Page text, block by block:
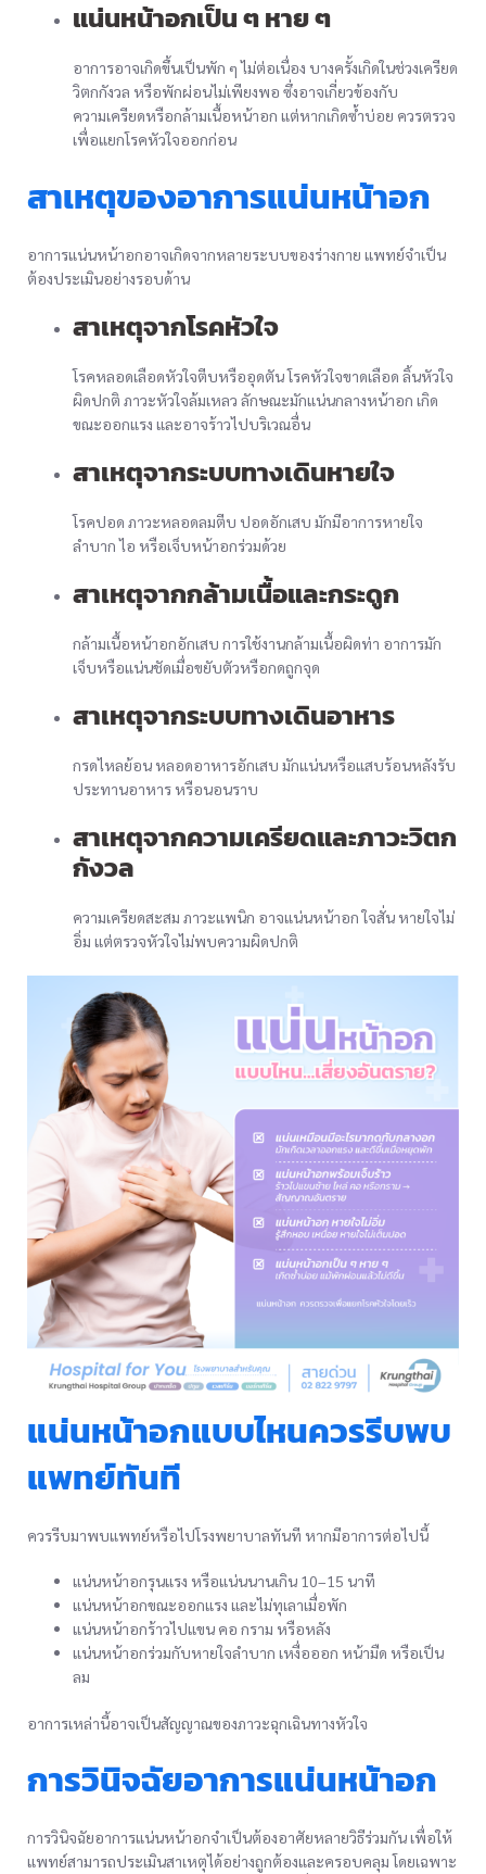
แน่นหน้าอกเป็น ๆ หาย ๆ
อาการอาจเกิดขึ้นเป็นพัก ๆ ไม่ต่อเนื่อง บางครั้งเกิดในช่วงเครียด
วิตกกังวล หรือพักผ่อนไม่เพียงพอ ซึ่งอาจเกี่ยวข้องกับ
ความเครียดหรือกล้ามเนื้อหน้าอก แต่หากเกิดซ้ำบ่อย ควรตรวจ
เพื่อแยกโรคหัวใจออกก่อน
สาเหตุของอาการแน่นหน้าอก
อาการแน่นหน้าอกอาจเกิดจากหลายระบบของร่างกาย แพทย์จำเป็น
ต้องประเมินอย่างรอบด้าน
สาเหตุจากโรคหัวใจ
โรคหลอดเลือดหัวใจตีบหรืออุดตัน โรคหัวใจขาดเลือด ลิ้นหัวใจ
ผิดปกติ ภาวะหัวใจล้มเหลว ลักษณะมักแน่นกลางหน้าอก เกิด
ขณะออกแรง และอาจร้าวไปบริเวณอื่น
สาเหตุจากระบบทางเดินหายใจ
โรคปอด ภาวะหลอดลมตีบ ปอดอักเสบ มักมีอาการหายใจ
ลำบาก ไอ หรือเจ็บหน้าอกร่วมด้วย
สาเหตุจากกล้ามเนื้อและกระดูก
กล้ามเนื้อหน้าอกอักเสบ การใช้งานกล้ามเนื้อผิดท่า อาการมัก
เจ็บหรือแน่นชัดเมื่อขยับตัวหรือกดถูกจุด
สาเหตุจากระบบทางเดินอาหาร
กรดไหลย้อน หลอดอาหารอักเสบ มักแน่นหรือแสบร้อนหลังรับ
ประทานอาหาร หรือนอนราบ
สาเหตุจากความเครียดและภาวะวิตก
กังวล
ความเครียดสะสม ภาวะแพนิก อาจแน่นหน้าอก ใจสั่น หายใจไม่
อิ่ม แต่ตรวจหัวใจไม่พบความผิดปกติ
แน่นหน้าอกแบบไหนควรรีบพบ
แพทย์ทันที
ควรรีบมาพบแพทย์หรือไปโรงพยาบาลทันที หากมีอาการต่อไปนี้
แน่นหน้าอกรุนแรง หรือแน่นนานเกิน 10–15 นาที
แน่นหน้าอกขณะออกแรง และไม่ทุเลาเมื่อพัก
แน่นหน้าอกร้าวไปแขน คอ กราม หรือหลัง
แน่นหน้าอกร่วมกับหายใจลำบาก เหงื่อออก หน้ามืด หรือเป็น
ลม
อาการเหล่านี้อาจเป็นสัญญาณของภาวะฉุกเฉินทางหัวใจ
การวินิจฉัยอาการแน่นหน้าอก
การวินิจฉัยอาการแน่นหน้าอกจำเป็นต้องอาศัยหลายวิธีร่วมกัน เพื่อให้
แพทย์สามารถประเมินสาเหตุได้อย่างถูกต้องและครอบคลุม โดยเฉพาะ